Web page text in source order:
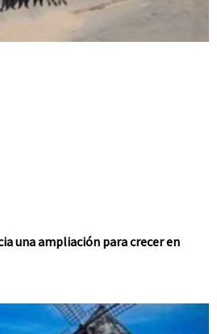
una ampliación para crecer en